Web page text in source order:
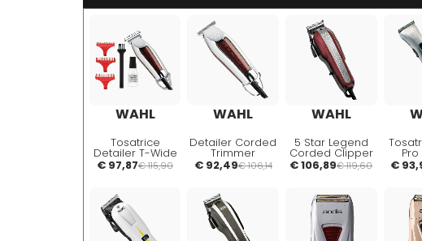
WAHL
Tosatrice
Detailer T-Wide
€ 97,87€ 115,90
WAHL
Detailer Corded
Trimmer
Tagliacapelli
Professionale
Capelli
€ 92,49€ 106,14
WAHL
5 Star Legend
Corded Clipper
€ 106,89€ 119,60
Pro
€